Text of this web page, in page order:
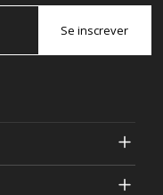
Se inscrever